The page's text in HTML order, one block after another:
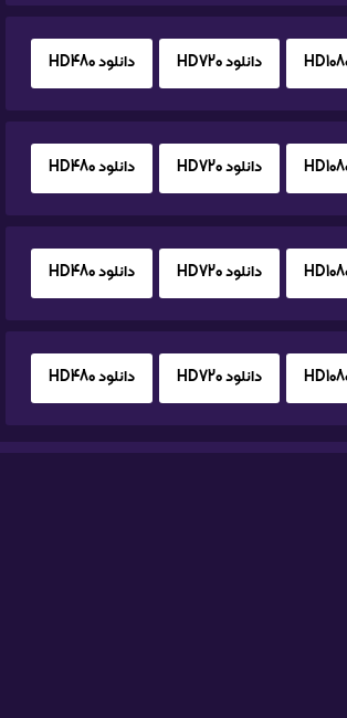
دانلود HD480 دانلود HD720
دانلود HD480 دانلود HD720
دانلود HD480 دانلود HD720
دانلود HD480 دانلود HD720